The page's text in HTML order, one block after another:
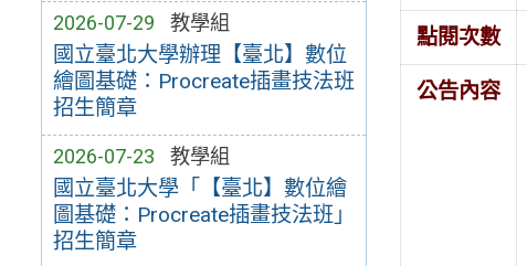
2026-07-29 教學組
國立臺北大學辦理【臺北】數位
繪圖基礎：Procreate插畫技法班
招生簡章
2026-07-23 教學組
國立臺北大學「【臺北】數位繪
圖基礎：Procreate插畫技法班」
招生簡章
點閱次數
公告內容